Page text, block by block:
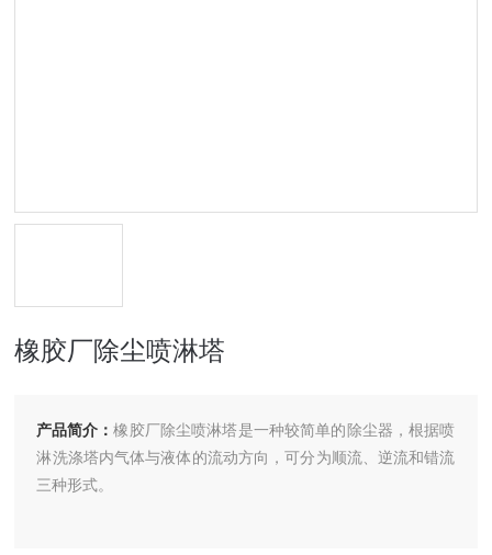
橡胶厂除尘喷淋塔
产品简介：橡胶厂除尘喷淋塔是一种较简单的除尘器，根据喷
淋洗涤塔内气体与液体的流动方向，可分为顺流、逆流和错流
三种形式。